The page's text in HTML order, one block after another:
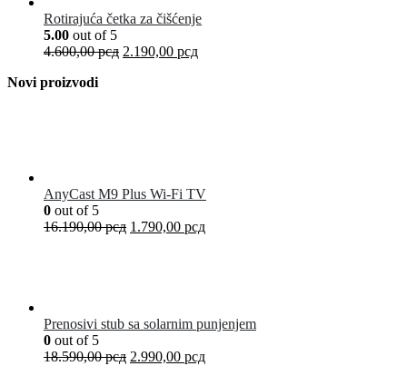
Rotirajuća četka za čišćenje
5.00 out of 5
4.600,00рсд 2.190,00 рсд
Novi proizvodi
AnyCast M9 Plus Wi-Fi TV
0 out of 5
16.190,00рсд 1.790,00 рсд
Prenosivi stub sa solarnim punjenjem
0 out of 5
18.590,00рсд 2.990,00 рсд